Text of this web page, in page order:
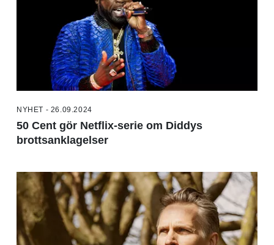
NYHET - 26.09.2024
50 Cent gör Netflix-serie om Diddys
brottsanklagelser